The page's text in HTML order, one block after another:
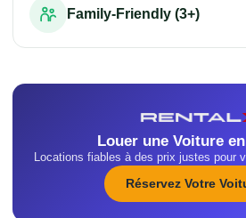
Family-Friendly (3+)
Louer une Voiture
Locations fiables à des prix justes pour
Réservez Votre